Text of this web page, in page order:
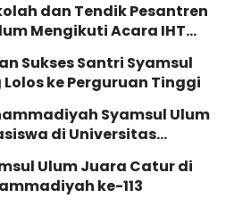
dan Tendik Pesantren
Mengikuti Acara IHT
Sukses Santri Syamsul
ke Perguruan Tinggi
Syamsul Ulum
di Universitas
Ulum Juara Catur di
ke-113